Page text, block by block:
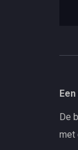
De
met